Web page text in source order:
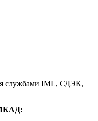
службами IML, СДЭК,
МКАД: